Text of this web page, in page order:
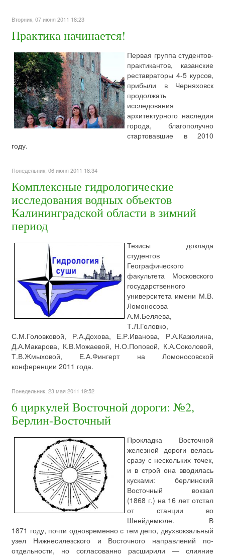
Вторник, 07 июня 2011 18:23
Практика начинается!
Первая группа студентов-
практикантов, казанские
реставраторы 4-5 курсов,
прибыли в Черняховск
продолжать
исследования
архитектурного наследия
города, благополучно
стартовавшие в 2010
году.
Понедельник, 06 июня 2011 18:34
Комплексные гидрологические
исследования водных объектов
Калининградской области в зимний
период
Тезисы доклада
студентов
Географического
факультета Московского
государственного
университета имени М.В.
Ломоносова
А.М.Беляева,
Т.Л.Головко,
С.М.Головковой, Р.А.Дохова, Е.Р.Иванова, Р.А.Казюлина,
Д.А.Макарова, К.В.Можаевой, Н.О.Поповой, К.А.Соколовой,
Т.В.Жмыховой, Е.А.Фингерт на Ломоносовской
конференции 2011 года.
Понедельник, 23 мая 2011 19:52
6 циркулей Восточной дороги: №2,
Берлин-Восточный
Прокладка Восточной
железной дороги велась
сразу с нескольких точек,
и в строй она вводилась
кусками: берлинский
Восточный вокзал
(1868 г.) на 16 лет отстал
от станции во
Шнейдемюле. В
1871 году, почти одновременно с тем депо, двухвокзальный
узел Нижнесилезского и Восточного направлений по-
отдельности, но согласованно расширили — слияние